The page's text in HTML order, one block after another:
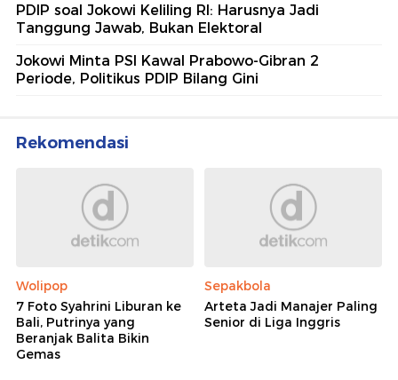
PDIP soal Jokowi Keliling RI: Harusnya Jadi
Tanggung Jawab, Bukan Elektoral
Jokowi Minta PSI Kawal Prabowo-Gibran 2
Periode, Politikus PDIP Bilang Gini
Rekomendasi
Wolipop
7 Foto Syahrini Liburan ke
Bali, Putrinya yang
Beranjak Balita Bikin
Gemas
Sepakbola
Arteta Jadi Manajer Paling
Senior di Liga Inggris